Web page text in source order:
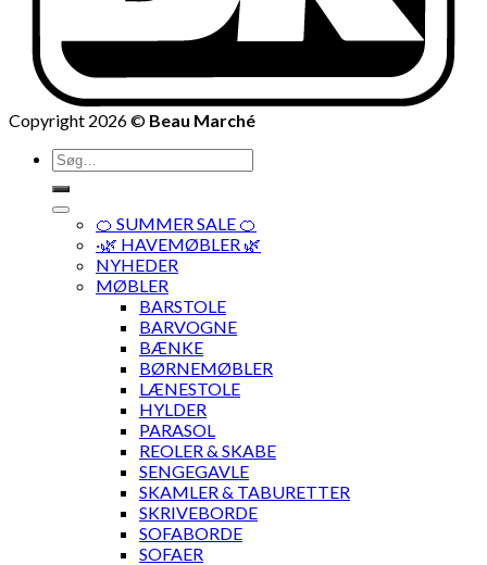
Copyright 2026 © Beau Marché
Søg
efter:
🍊 SUMMER SALE 🍊
·🌿 HAVEMØBLER 🌿
NYHEDER
MØBLER
BARSTOLE
BARVOGNE
BÆNKE
BØRNEMØBLER
LÆNESTOLE
HYLDER
PARASOL
REOLER & SKABE
SENGEGAVLE
SKAMLER & TABURETTER
SKRIVEBORDE
SOFABORDE
SOFAER